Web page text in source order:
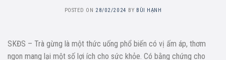
POSTED ON 28/02/2024 BY BÙI HẠNH
SKĐS – Trà gừng là một thức uống phổ biến có vị ấm áp, thơm
ngon mang lại một số lợi ích cho sức khỏe. Có bằng chứng cho